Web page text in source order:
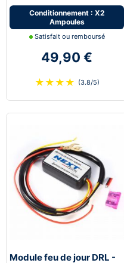
Conditionnement : X2
Ampoules
Satisfait ou remboursé
49,90 €
★ ★ ★ ★ (3.8/5)
Module feu de jour DRL -